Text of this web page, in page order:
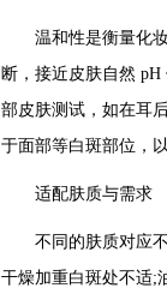
温和性是衡量化妆
断，接近皮肤自然
部皮肤测试，如在耳
于面部等白斑部位，
适配肤质与需求
不同的肤质对应不
干燥加重白斑处不适;